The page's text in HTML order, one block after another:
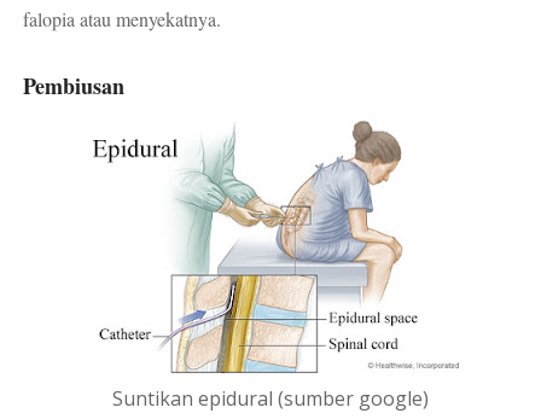
falopia atau menyekatnya.
Pembiusan
Suntikan epidural (sumber google)